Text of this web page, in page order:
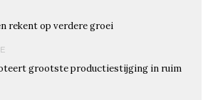
rekent op verdere groei
grootste productiestijging in ruim